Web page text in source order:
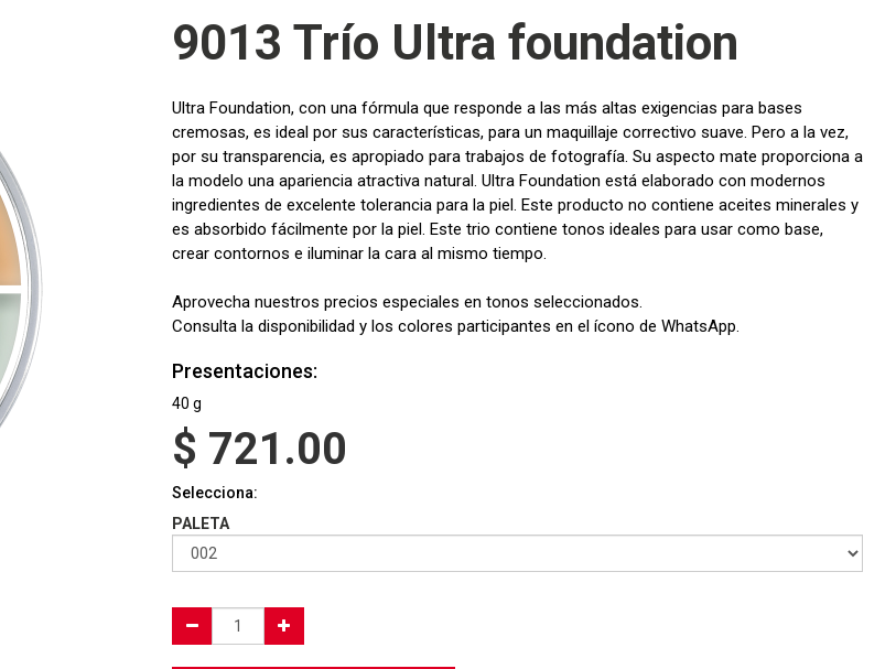
9013 Trío Ultra foundation
Ultra Foundation, con una fórmula que responde a las más altas exigencias para bases
cremosas, es ideal por sus características, para un maquillaje correctivo suave. Pero a la vez,
por su transparencia, es apropiado para trabajos de fotografía. Su aspecto mate proporciona a
la modelo una apariencia atractiva natural. Ultra Foundation está elaborado con modernos
ingredientes de excelente tolerancia para la piel. Este producto no contiene aceites minerales y
es absorbido fácilmente por la piel. Este trio contiene tonos ideales para usar como base,
crear contornos e iluminar la cara al mismo tiempo.
Aprovecha nuestros precios especiales en tonos seleccionados.
Consulta la disponibilidad y los colores participantes en el ícono de WhatsApp.
Presentaciones:
40 g
$ 721.00
Selecciona:
PALETA